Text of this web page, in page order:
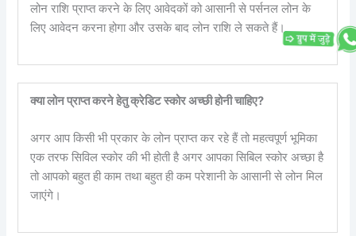
लोन राशि प्राप्त करने के लिए आवेदकों को आसानी से पर्सनल लोन के
लिए आवेदन करना होगा और उसके बाद लोन राशि ले सकते हैं।
क्या लोन प्राप्त करने हेतु क्रेडिट स्कोर अच्छी होनी चाहिए?
अगर आप किसी भी प्रकार के लोन प्राप्त कर रहे हैं तो महत्वपूर्ण भूमिका
एक तरफ सिविल स्कोर की भी होती है अगर आपका सिबिल स्कोर अच्छा है
तो आपको बहुत ही काम तथा बहुत ही कम परेशानी के आसानी से लोन मिल
जाएंगे।